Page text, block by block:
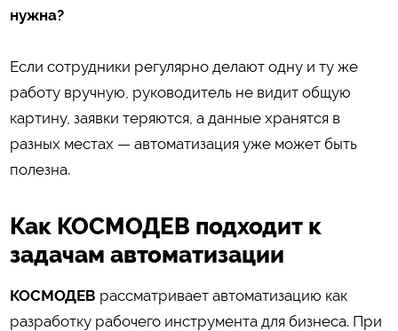
нужна?
Если сотрудники регулярно делают одну и ту же
работу вручную, руководитель не видит общую
картину, заявки теряются, а данные хранятся в
разных местах — автоматизация уже может быть
полезна.
Как КОСМОДЕВ подходит к
задачам автоматизации
КОСМОДЕВ рассматривает автоматизацию как
разработку рабочего инструмента для бизнеса. При